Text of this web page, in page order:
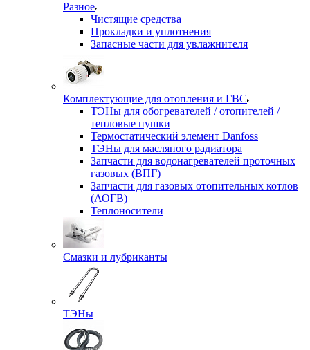
Разное
Чистящие средства
Прокладки и уплотнения
Запасные части для увлажнителя
Комплектующие для отопления и ГВС
ТЭНы для обогревателей / отопителей /
тепловые пушки
Термостатический элемент Danfoss
ТЭНы для масляного радиатора
Запчасти для водонагревателей проточных
газовых (ВПГ)
Запчасти для газовых отопительных котлов
(АОГВ)
Теплоносители
Смазки и лубриканты
ТЭНы